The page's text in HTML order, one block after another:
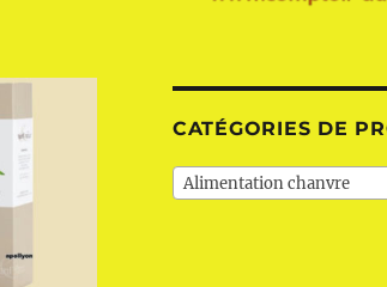
CATÉGORIES DE
Alimentation chanvre